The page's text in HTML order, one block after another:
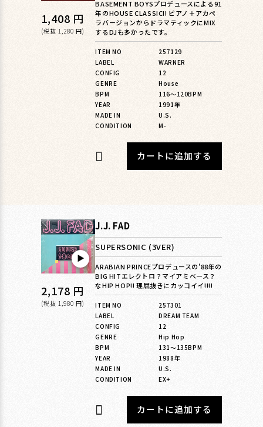
通
常
1,408 円
(税抜 1,280 円)
BASEMENT BOYSプロデュースによる91
年のHOUSE CLASSIC!! ピアノ＋アカペ
ラバージョンからドラマティックにMIX
するDJも多かったです。
ITEM NO
257129
LABEL
WARNER
CONFIG
12
GENRE
House
BPM
116〜120BPM
YEAR
1991年
MADE IN
U.S.
CONDITION
M-
カートに追加する
▶︎
通
常
2,178 円
(税抜 1,980 円)
J.J. FAD
SUPERSONIC (3VER)
ARABIAN PRINCEプロデュースの'88年の
BIG HITエレクトロ？マイアミベース？
なHIP HOP!! 理屈抜きにカッコイイ!!!!
ITEM NO
257301
LABEL
DREAM TEAM
CONFIG
12
GENRE
Hip Hop
BPM
131〜135BPM
YEAR
1988年
MADE IN
U.S.
CONDITION
EX+
カートに追加する